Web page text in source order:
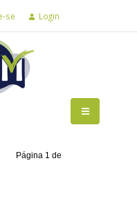
se Login
Página 1 de